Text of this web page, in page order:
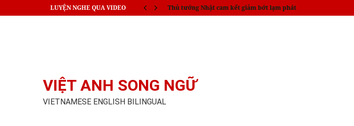
LUYỆN NGHE QUA VIDEO India train collision death toll rises to 14
VIỆT ANH SONG NGỮ
VIETNAMESE ENGLISH BILINGUAL